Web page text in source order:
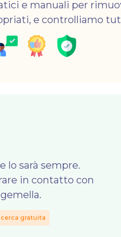
e manuali per
e controlliamo
lo sarà sempre.
in contatto con
gratuita